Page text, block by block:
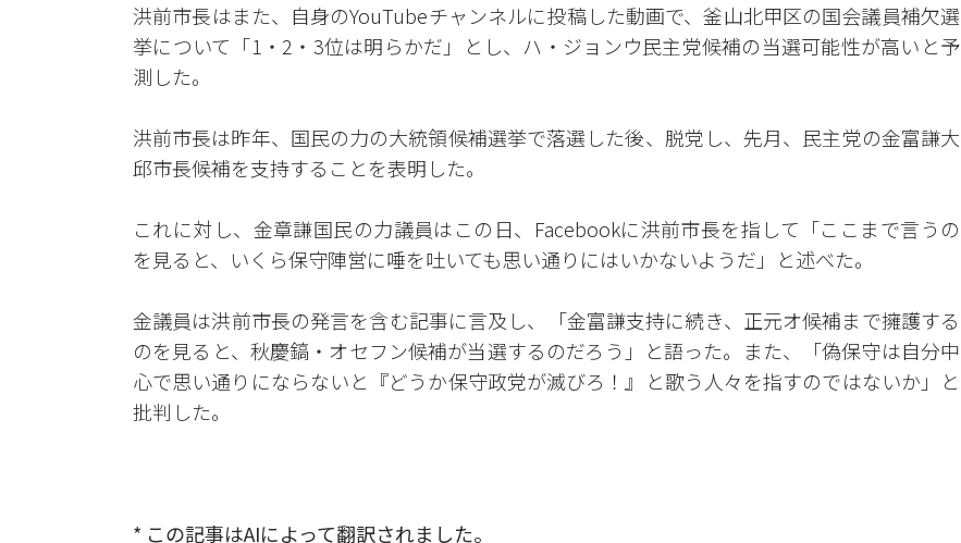
洪前市長はまた、自身のYouTubeチャンネルに投稿した動画で、釜山北甲区の国会議員補欠選
挙について「1・2・3位は明らかだ」とし、ハ・ジョンウ民主党候補の当選可能性が高いと予
測した。
洪前市長は昨年、国民の力の大統領候補選挙で落選した後、脱党し、先月、民主党の金富謙大
邱市長候補を支持することを表明した。
これに対し、金章謙国民の力議員はこの日、Facebookに洪前市長を指して「ここまで言うの
を見ると、いくら保守陣営に唾を吐いても思い通りにはいかないようだ」と述べた。
金議員は洪前市長の発言を含む記事に言及し、「金富謙支持に続き、正元オ候補まで擁護する
のを見ると、秋慶鎬・オセフン候補が当選するのだろう」と語った。また、「偽保守は自分中
心で思い通りにならないと『どうか保守政党が滅びろ！』と歌う人々を指すのではないか」と
批判した。
* この記事はAIによって翻訳されました。